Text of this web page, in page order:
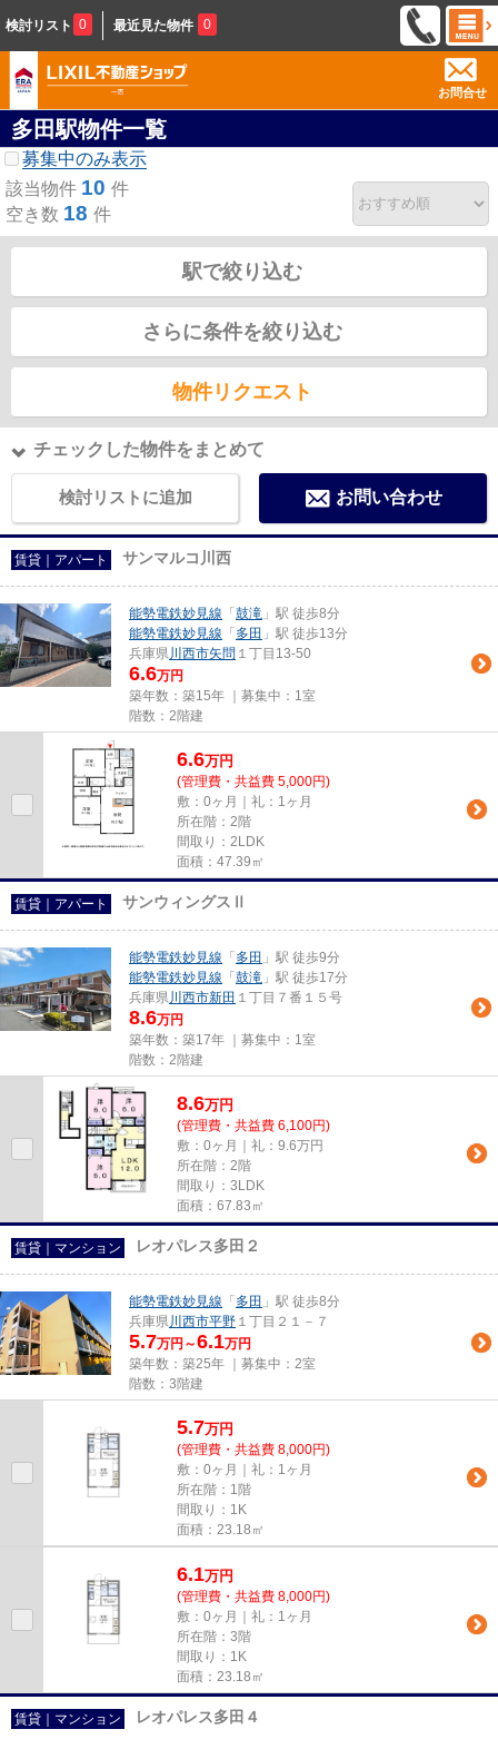
検討リスト 0 最近見た物件 0
お問合せ
多田駅物件一覧
募集中のみ表示
該当物件 10 件
空き数 18 件
駅で絞り込む
さらに条件を絞り込む
物件リクエスト
チェックした物件をまとめて
検討リストに追加 お問い合わせ
賃貸｜アパート サンマルコ川西
能勢電鉄妙見線 「 鼓滝 」駅 徒歩8分
能勢電鉄妙見線 「 多田 」駅 徒歩13分
兵庫県川西市矢問 １丁目13-50
6.6万円
築年数：築15年 ｜募集中： 1室
階数：2階建
6.6万円
(管理費・共益費 5,000円)
敷：0ヶ月｜礼：1ヶ月
所在階：2階
間取り：2LDK
面積：47.39㎡
賃貸｜アパート サンウィングスⅡ
能勢電鉄妙見線 「 多田 」駅 徒歩9分
能勢電鉄妙見線 「 鼓滝 」駅 徒歩17分
兵庫県川西市新田 １丁目７番１５号
8.6万円
築年数：築17年 ｜募集中： 1室
階数：2階建
8.6万円
(管理費・共益費 6,100円)
敷：0ヶ月｜礼：9.6万円
所在階：2階
間取り：3LDK
面積：67.83㎡
賃貸｜マンション レオパレス多田２
能勢電鉄妙見線 「 多田 」駅 徒歩8分
兵庫県川西市平野 １丁目２１－７
5.7万円～6.1万円
築年数：築25年 ｜募集中： 2室
階数：3階建
5.7万円
(管理費・共益費 8,000円)
敷：0ヶ月｜礼：1ヶ月
所在階：1階
間取り：1K
面積：23.18㎡
6.1万円
(管理費・共益費 8,000円)
敷：0ヶ月｜礼：1ヶ月
所在階：3階
間取り：1K
面積：23.18㎡
賃貸｜マンション レオパレス多田４